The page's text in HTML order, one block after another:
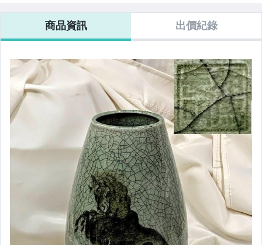
器 附盒 玄關擺
飾 室內裝飾
室內裝飾
黑色張力 蔦圖案
陶器 玄關擺飾
飾 室內裝飾
商品資訊 出價紀錄